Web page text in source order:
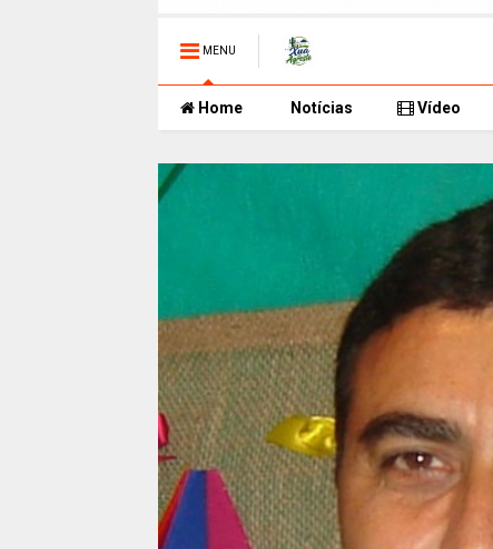
MENU
Home Notícias Vídeo